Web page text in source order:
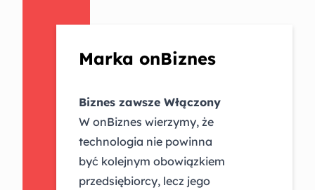
Marka onBiznes
Biznes zawsze Włączony
W onBiznes wierzymy, że
technologia nie powinna
być kolejnym obowiązkiem
przedsiębiorcy, lecz jego